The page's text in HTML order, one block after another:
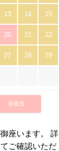
13 14 15
20 21 22
27 28 29
休業日
座います。 詳
ご確認いただ